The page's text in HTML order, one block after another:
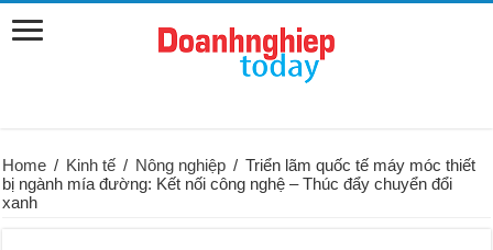
Home / Kinh tế / Nông nghiệp / Triển lãm quốc tế máy móc thiết
bị ngành mía đường: Kết nối công nghệ – Thúc đẩy chuyển đổi
xanh